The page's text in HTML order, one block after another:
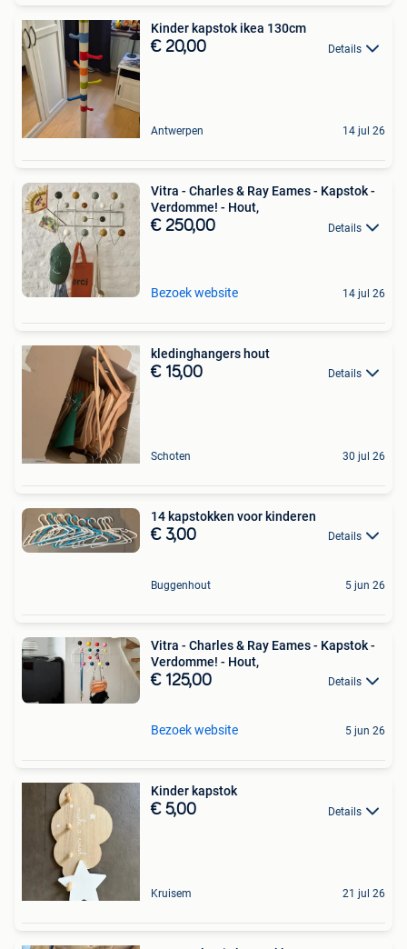
Kinder kapstok ikea 130cm
€ 20,00 Details
Antwerpen 14 jul 26
Vitra - Charles & Ray Eames - Kapstok -
Verdomme! - Hout,
€ 250,00 Details
Bezoek website 14 jul 26
kledinghangers hout
€ 15,00 Details
Schoten 30 jul 26
14 kapstokken voor kinderen
€ 3,00 Details
Buggenhout 5 jun 26
Vitra - Charles & Ray Eames - Kapstok -
Verdomme! - Hout,
€ 125,00 Details
Bezoek website 5 jun 26
Kinder kapstok
€ 5,00 Details
Kruisem 21 jul 26